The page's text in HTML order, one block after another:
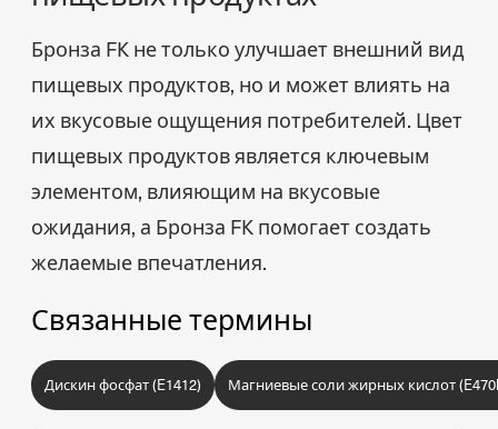
Бронза FK не только улучшает внешний вид
пищевых продуктов, но и может влиять на
их вкусовые ощущения потребителей. Цвет
пищевых продуктов является ключевым
элементом, влияющим на вкусовые
ожидания, а Бронза FK помогает создать
желаемые впечатления.
Связанные термины
Дискин фосфат (E1412) Магниевые соли жирных кислот